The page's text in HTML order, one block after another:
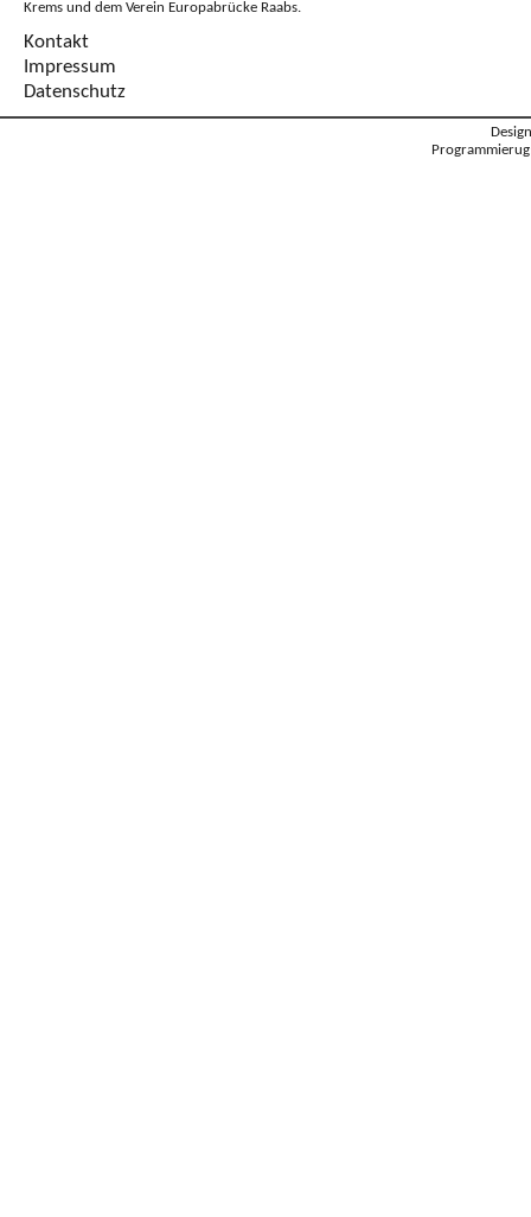
Krems und dem Verein Europabrücke Raabs.
Kontakt
Impressum
Datenschutz